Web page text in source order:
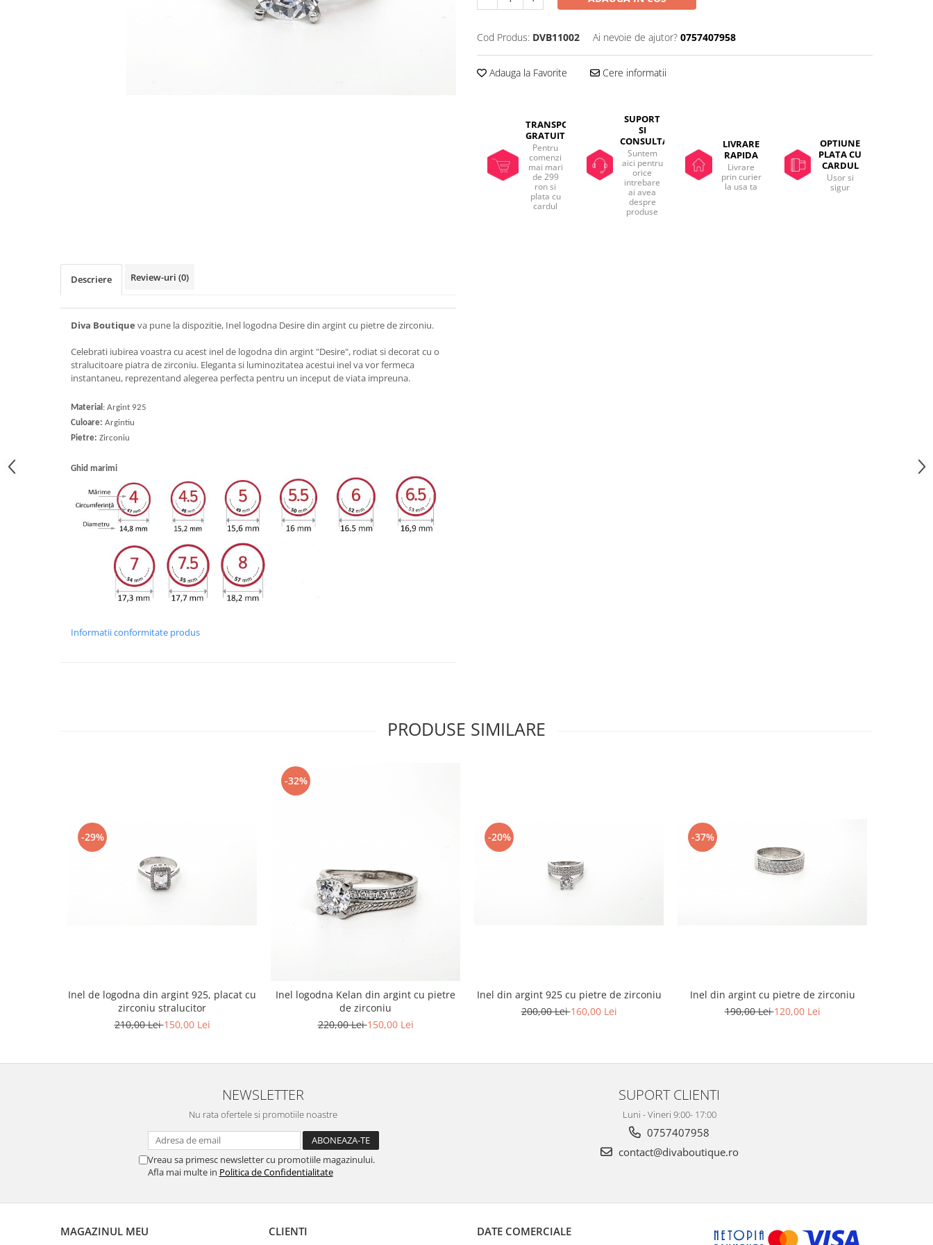
Cod Produs: DVB11002 Ai nevoie de ajutor? 0757407958
Adauga la Favorite Cere informatii
TRANSPORT
GRATUIT
Pentru
comenzi
mai mari
de 299
ron si
plata cu
cardul
SUPORT
SI
CONSULTANTA
Suntem
aici pentru
orice
intrebare
ai avea
despre
produse
LIVRARE
RAPIDA
Livrare
prin curier
la usa ta
OPTIUNE
PLATA CU
CARDUL
Usor si
sigur
Descriere Review-uri (0)
Diva Boutique va pune la dispozitie, Inel logodna Desire din argint cu pietre de zirconiu.
Celebrati iubirea voastra cu acest inel de logodna din argint "Desire", rodiat si decorat cu o
stralucitoare piatra de zirconiu. Eleganta si luminozitatea acestui inel va vor fermeca
instantaneu, reprezentand alegerea perfecta pentru un inceput de viata impreuna.
Material : Argint 925
Culoare: Argintiu
Pietre: Zirconiu
Ghid marimi
Informatii conformitate produs
PRODUSE SIMILARE
-29%
Inel de logodna din argint 925, placat cu
zirconiu stralucitor
210,00 Lei150,00 Lei
-32%
Inel logodna Kelan din argint cu pietre
de zirconiu
220,00 Lei150,00 Lei
-20%
Inel din argint 925 cu pietre de zirconiu
200,00 Lei160,00 Lei
-37%
Inel din argint cu pietre de zirconiu
190,00 Lei120,00 Lei
NEWSLETTER
Nu rata ofertele si promotiile noastre
Vreau sa primesc newsletter cu promotiile magazinului.
Afla mai multe in Politica de Confidentialitate
SUPORT CLIENTI
Luni - Vineri 9:00- 17:00
0757407958
contact@divaboutique.ro
MAGAZINUL MEU CLIENTI DATE COMERCIALE